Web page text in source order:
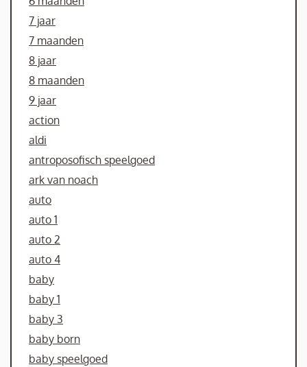
7 jaar
7 maanden
8 jaar
8 maanden
9 jaar
action
aldi
antroposofisch speelgoed
ark van noach
auto
auto 1
auto 2
auto 4
baby
baby 1
baby 3
baby born
baby speelgoed